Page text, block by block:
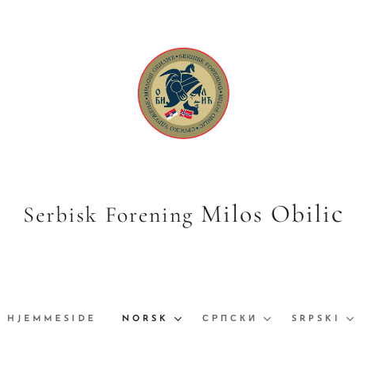
Serbisk Forening Milos Obilic
HJEMMESIDE NORSK СРПСКИ SRPSKI